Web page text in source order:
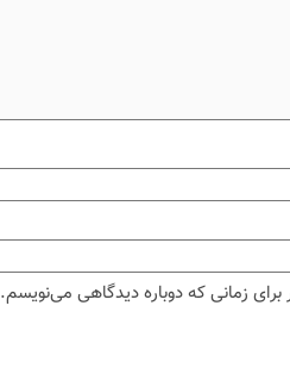
زمانی که دوباره دیدگاهی می‌نویسم.